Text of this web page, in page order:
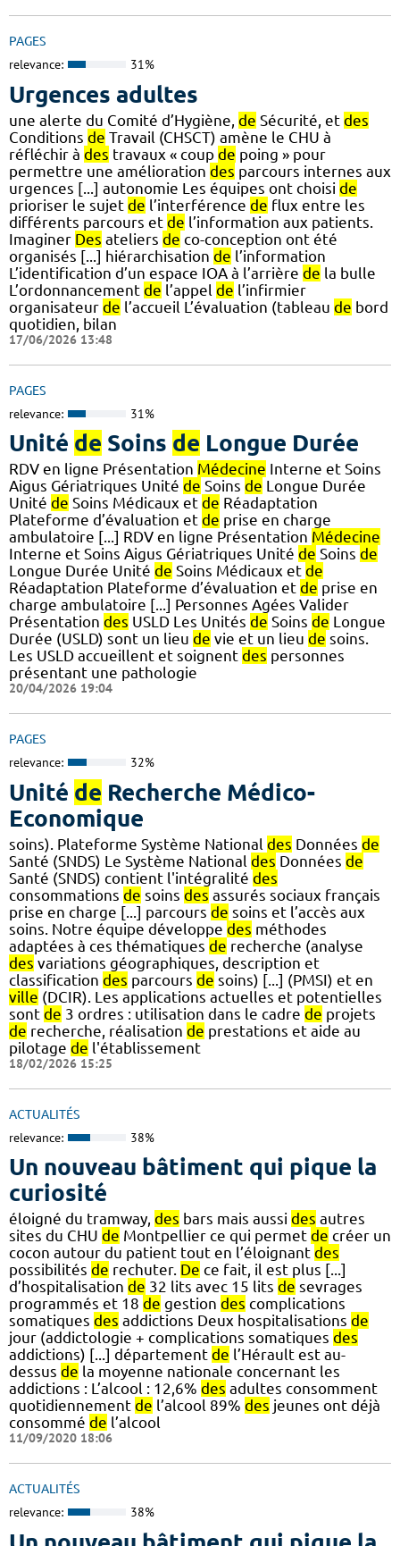
PAGES
relevance: 31%
Urgences adultes
une alerte du Comité d’Hygiène, de Sécurité, et des
Conditions de Travail (CHSCT) amène le CHU à
réfléchir à des travaux « coup de poing » pour
permettre une amélioration des parcours internes aux
urgences [...] autonomie Les équipes ont choisi de
prioriser le sujet de l’interférence de flux entre les
différents parcours et de l’information aux patients.
Imaginer Des ateliers de co-conception ont été
organisés [...] hiérarchisation de l’information
L’identification d’un espace IOA à l’arrière de la bulle
L’ordonnancement de l’appel de l’infirmier
organisateur de l’accueil L’évaluation (tableau de bord
quotidien, bilan
17/06/2026 13:48
PAGES
relevance: 31%
Unité de Soins de Longue Durée
RDV en ligne Présentation Médecine Interne et Soins
Aigus Gériatriques Unité de Soins de Longue Durée
Unité de Soins Médicaux et de Réadaptation
Plateforme d’évaluation et de prise en charge
ambulatoire [...] RDV en ligne Présentation Médecine
Interne et Soins Aigus Gériatriques Unité de Soins de
Longue Durée Unité de Soins Médicaux et de
Réadaptation Plateforme d’évaluation et de prise en
charge ambulatoire [...] Personnes Agées Valider
Présentation des USLD Les Unités de Soins de Longue
Durée (USLD) sont un lieu de vie et un lieu de soins.
Les USLD accueillent et soignent des personnes
présentant une pathologie
20/04/2026 19:04
PAGES
relevance: 32%
Unité de Recherche Médico-
Economique
soins). Plateforme Système National des Données de
Santé (SNDS) Le Système National des Données de
Santé (SNDS) contient l'intégralité des
consommations de soins des assurés sociaux français
prise en charge [...] parcours de soins et l’accès aux
soins. Notre équipe développe des méthodes
adaptées à ces thématiques de recherche (analyse
des variations géographiques, description et
classification des parcours de soins) [...] (PMSI) et en
ville (DCIR). Les applications actuelles et potentielles
sont de 3 ordres : utilisation dans le cadre de projets
de recherche, réalisation de prestations et aide au
pilotage de l'établissement
18/02/2026 15:25
ACTUALITÉS
relevance: 38%
Un nouveau bâtiment qui pique la
curiosité
éloigné du tramway, des bars mais aussi des autres
sites du CHU de Montpellier ce qui permet de créer un
cocon autour du patient tout en l’éloignant des
possibilités de rechuter. De ce fait, il est plus [...]
d’hospitalisation de 32 lits avec 15 lits de sevrages
programmés et 18 de gestion des complications
somatiques des addictions Deux hospitalisations de
jour (addictologie + complications somatiques des
addictions) [...] département de l’Hérault est au-
dessus de la moyenne nationale concernant les
addictions : L’alcool : 12,6% des adultes consomment
quotidiennement de l’alcool 89% des jeunes ont déjà
consommé de l’alcool
11/09/2020 18:06
ACTUALITÉS
relevance: 38%